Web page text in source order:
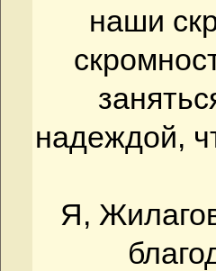
наши
надеждой,
Я,